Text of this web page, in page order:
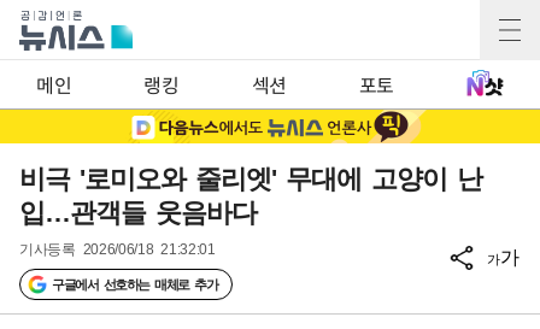
메인 랭킹 섹션 포토
비극 '로미오와 줄리엣' 무대에 고양이 난
입…관객들 웃음바다
기사등록 2026/06/18 21:32:01
구글에서 선호하는 매체로 추가
가가